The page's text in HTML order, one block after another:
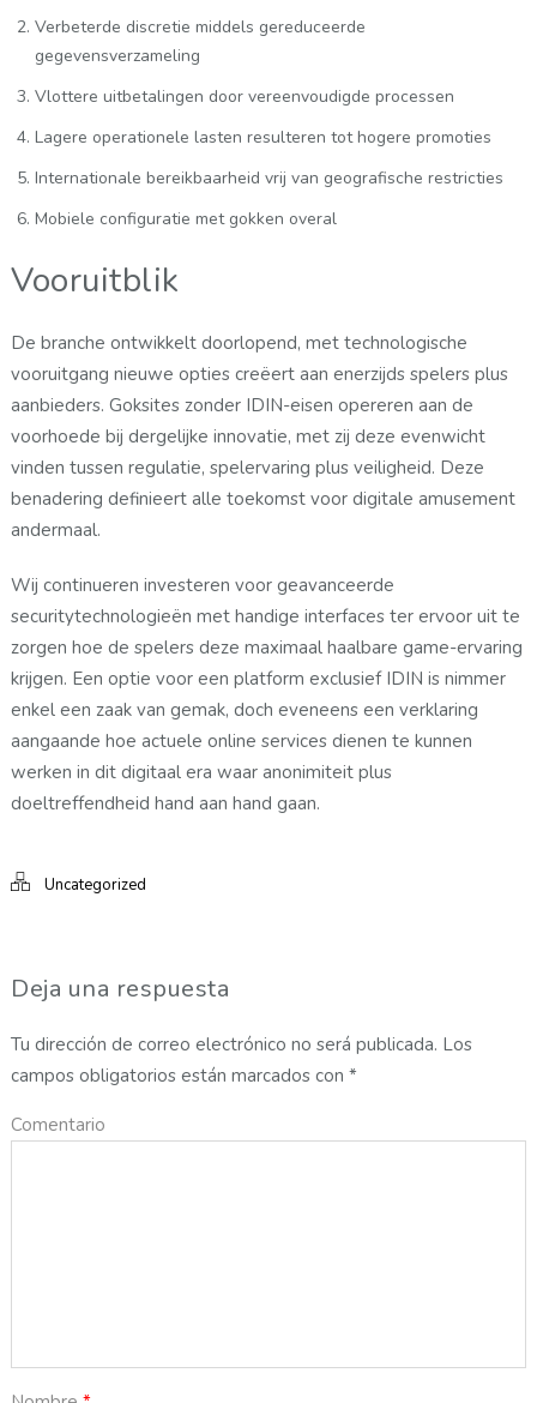
Verbeterde discretie middels gereduceerde
gegevensverzameling
Vlottere uitbetalingen door vereenvoudigde processen
Lagere operationele lasten resulteren tot hogere promoties
Internationale bereikbaarheid vrij van geografische restricties
Mobiele configuratie met gokken overal
Vooruitblik
De branche ontwikkelt doorlopend, met technologische
vooruitgang nieuwe opties creëert aan enerzijds spelers plus
aanbieders. Goksites zonder IDIN-eisen opereren aan de
voorhoede bij dergelijke innovatie, met zij deze evenwicht
vinden tussen regulatie, spelervaring plus veiligheid. Deze
benadering definieert alle toekomst voor digitale amusement
andermaal.
Wij continueren investeren voor geavanceerde
securitytechnologieën met handige interfaces ter ervoor uit te
zorgen hoe de spelers deze maximaal haalbare game-ervaring
krijgen. Een optie voor een platform exclusief IDIN is nimmer
enkel een zaak van gemak, doch eveneens een verklaring
aangaande hoe actuele online services dienen te kunnen
werken in dit digitaal era waar anonimiteit plus
doeltreffendheid hand aan hand gaan.
Uncategorized
Deja una respuesta
Tu dirección de correo electrónico no será publicada. Los
campos obligatorios están marcados con *
Comentario